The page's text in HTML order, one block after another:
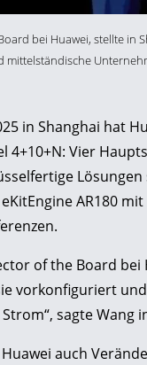
bei Huawei, stellte in
mittelständische
in Shanghai hat
4+10+N: Vier
AR180
of the Board
vorkonfiguriert
sagte Wang
auch